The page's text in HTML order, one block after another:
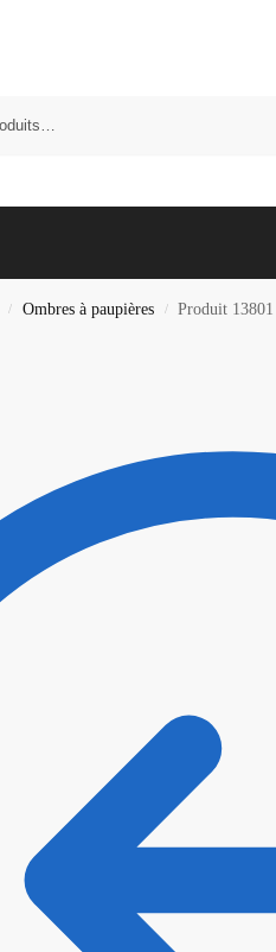
/ Ombres à paupières / Produit 13801